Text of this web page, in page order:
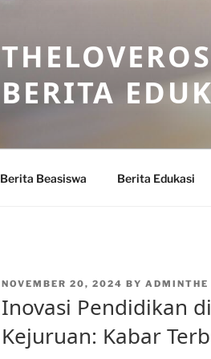
BERITA
Berita Beasiswa Berita Edukasi
POSTED
NOVEMBER 20, 2024 BY ADMINTHE
Inovasi Pendidikan
Kejuruan: Kabar